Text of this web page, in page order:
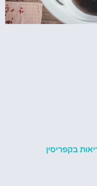
בקפריסין